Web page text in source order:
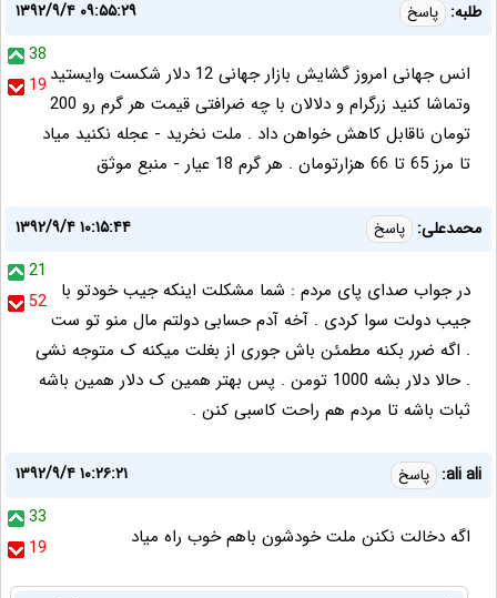
طلبه: پاسخ
۱۳۹۲/۹/۴ ۰۹:۵۵:۲۹
38
19 انس جهانی امروز گشایش بازار جهانی 12 دلار شکست وایستید
وتماشا کنید زرگرام و دلالان با چه ضرافتی قیمت هر گرم رو 200
تومان ناقابل کاهش خواهن داد . ملت نخرید - عجله نکنید میاد
تا مرز 65 تا 66 هزارتومان . هر گرم 18 عیار - منبع موثق
محمدعلی: پاسخ
۱۳۹۲/۹/۴ ۱۰:۱۵:۴۴
21
52
در جواب صدای پای مردم : شما مشکلت اینکه جیب خودتو با
جیب دولت سوا کردی . آخه آدم حسابی دولتم مال منو تو ست
. اگه ضرر بکنه مطمئن باش جوری از بغلت میکنه ک متوجه نشی
. حالا دلار بشه 1000 تومن . پس بهتر همین ک دلار همین باشه
ثبات باشه تا مردم هم راحت کاسبی کنن .
ali ali: پاسخ
۱۳۹۲/۹/۴ ۱۰:۲۶:۲۱
33
19
اگه دخالت نكنن ملت خودشون باهم خوب راه مياد